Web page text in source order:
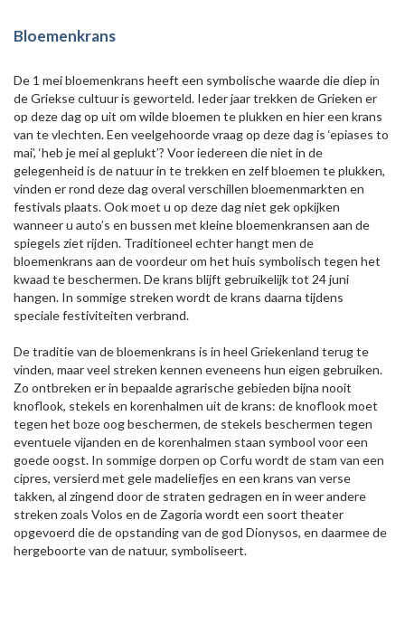
Bloemenkrans
De 1 mei bloemenkrans heeft een symbolische waarde die diep in
de Griekse cultuur is geworteld. Ieder jaar trekken de Grieken er
op deze dag op uit om wilde bloemen te plukken en hier een krans
van te vlechten. Een veelgehoorde vraag op deze dag is ‘epiases to
mai’, ‘heb je mei al geplukt’? Voor iedereen die niet in de
gelegenheid is de natuur in te trekken en zelf bloemen te plukken,
vinden er rond deze dag overal verschillen bloemenmarkten en
festivals plaats. Ook moet u op deze dag niet gek opkijken
wanneer u auto’s en bussen met kleine bloemenkransen aan de
spiegels ziet rijden. Traditioneel echter hangt men de
bloemenkrans aan de voordeur om het huis symbolisch tegen het
kwaad te beschermen. De krans blijft gebruikelijk tot 24 juni
hangen. In sommige streken wordt de krans daarna tijdens
speciale festiviteiten verbrand.
De traditie van de bloemenkrans is in heel Griekenland terug te
vinden, maar veel streken kennen eveneens hun eigen gebruiken.
Zo ontbreken er in bepaalde agrarische gebieden bijna nooit
knoflook, stekels en korenhalmen uit de krans: de knoflook moet
tegen het boze oog beschermen, de stekels beschermen tegen
eventuele vijanden en de korenhalmen staan symbool voor een
goede oogst. In sommige dorpen op Corfu wordt de stam van een
cipres, versierd met gele madeliefjes en een krans van verse
takken, al zingend door de straten gedragen en in weer andere
streken zoals Volos en de Zagoria wordt een soort theater
opgevoerd die de opstanding van de god Dionysos, en daarmee de
hergeboorte van de natuur, symboliseert.